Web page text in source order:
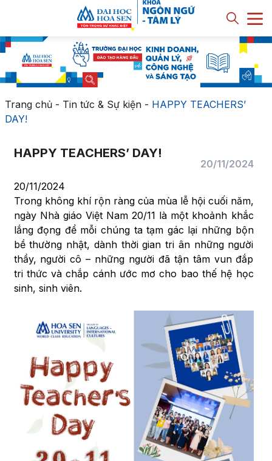
Trang chủ- Tin tức & Sự kiện- HAPPY TEACHERS’
DAY!
HAPPY TEACHERS’ DAY!
20/11/2024
20/11/2024
Trong không khí rộn ràng của mùa lễ hội cuối năm,
ngày Nhà giáo Việt Nam 20/11 là một khoảnh khắc
lắng đọng để mỗi chúng ta tạm gác lại những bộn
bề thường nhật, dành thời gian tri ân những người
thầy, người cô – những người đã tận tâm vun đắp
tri thức và chắp cánh ước mơ cho bao thế hệ học
sinh, sinh viên.